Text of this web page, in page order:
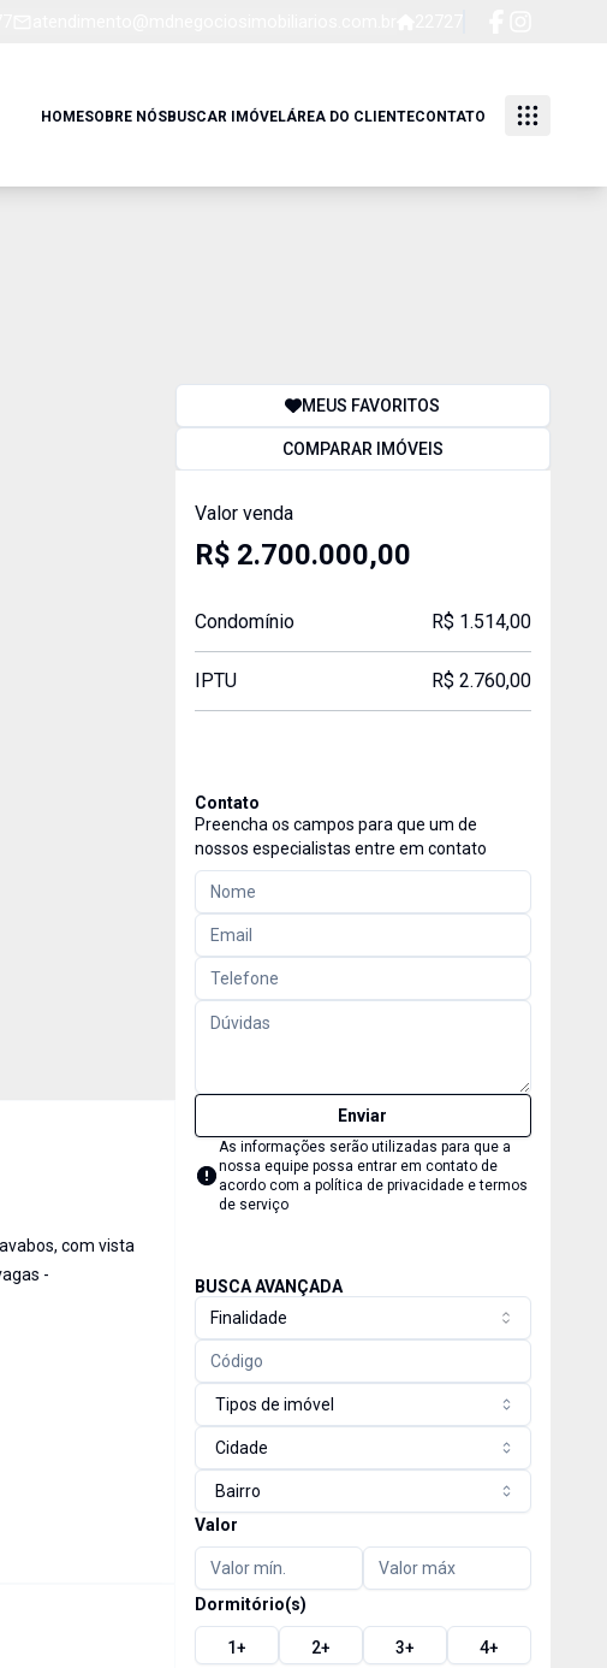
HOMESOBRE NÓSBUSCAR IMÓVELÁREA DO CLIENTECONTATO
com vista
-
MEUS FAVORITOS
COMPARAR IMÓVEIS
Valor venda
R$ 2.700.000,00
Condomínio R$ 1.514,00
IPTU R$ 2.760,00
Contato
Preencha os campos para que um de
nossos especialistas entre em contato
Enviar
As informações serão utilizadas para que a
nossa equipe possa entrar em contato de
acordo com a política de privacidade e termos
de serviço
BUSCA AVANÇADA
Finalidade
Tipos de imóvel
Cidade
Bairro
Valor
Dormitório(s)
1+ 2+ 3+ 4+